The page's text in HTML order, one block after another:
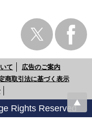
て
広告のご案内
商取引法に基づく表示
Rights Reserved